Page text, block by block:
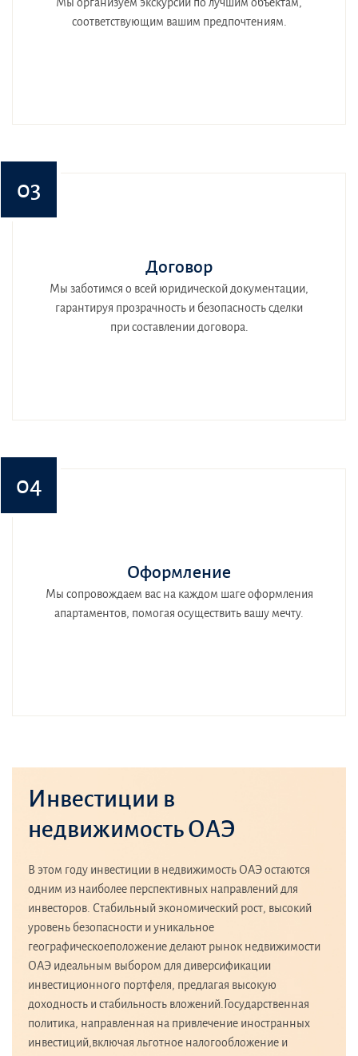
Мы организуем экскурсии по лучшим объектам,
соответствующим вашим предпочтениям.
03
Договор
Мы заботимся о всей юридической документации,
гарантируя прозрачность и безопасность сделки
при составлении договора.
04
Оформление
Мы сопровождаем вас на каждом шаге оформления
апартаментов, помогая осуществить вашу мечту.
Инвестиции в
недвижимость ОАЭ
В этом году инвестиции в недвижимость ОАЭ остаются
одним из наиболее перспективных направлений для
инвесторов. Стабильный экономический рост, высокий
уровень безопасности и уникальное
географическоеположение делают рынок недвижимости
ОАЭ идеальным выбором для диверсификации
инвестиционного портфеля, предлагая высокую
доходность и стабильность вложений.Государственная
политика, направленная на привлечение иностранных
инвестиций,включая льготное налогообложение и